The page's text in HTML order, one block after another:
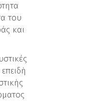
του
και